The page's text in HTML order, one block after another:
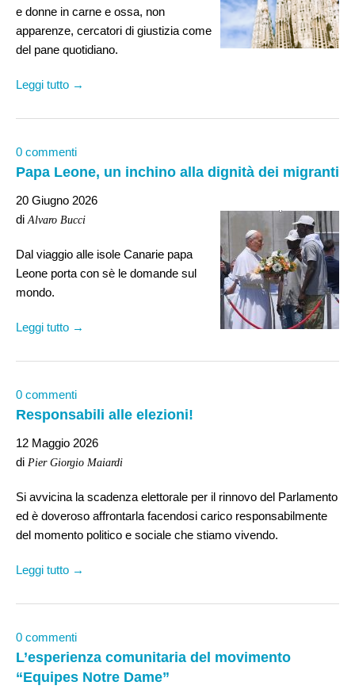
e donne in carne e ossa, non
apparenze, cercatori di giustizia come
del pane quotidiano.
Leggi tutto →
0 commenti
Papa Leone, un inchino alla dignità dei migranti
20 Giugno 2026
di Alvaro Bucci
Dal viaggio alle isole Canarie papa
Leone porta con sè le domande sul
mondo.
Leggi tutto →
0 commenti
Responsabili alle elezioni!
12 Maggio 2026
di Pier Giorgio Maiardi
Si avvicina la scadenza elettorale per il rinnovo del Parlamento
ed è doveroso affrontarla facendosi carico responsabilmente
del momento politico e sociale che stiamo vivendo.
Leggi tutto →
0 commenti
L’esperienza comunitaria del movimento
“Equipes Notre Dame”